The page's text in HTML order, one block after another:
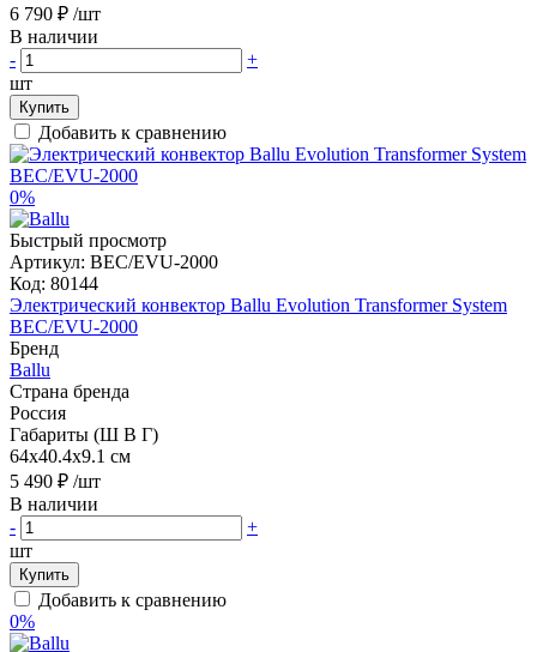
6 790 ₽ /шт
В наличии
-
+
шт
Купить
Добавить к сравнению
0%
Быстрый просмотр
Артикул: BEC/EVU-2000
Код: 80144
Электрический конвектор Ballu Evolution Transformer System
BEC/EVU-2000
Бренд
Ballu
Страна бренда
Россия
Габариты (Ш В Г)
64x40.4x9.1 см
5 490 ₽ /шт
В наличии
-
+
шт
Купить
Добавить к сравнению
0%